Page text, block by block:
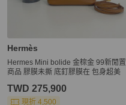
Hermès
Hermes Mini bolide 金棕金 99新閒置
商品 膠膜未撕 底釘膠膜在 包身超美
TWD 275,900
現折 4,500